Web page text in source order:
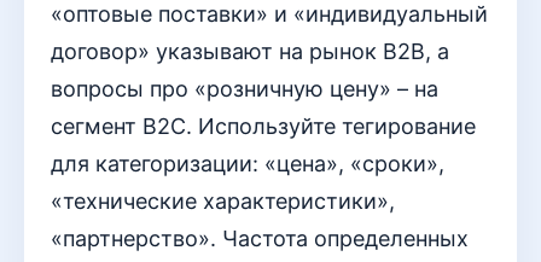
«оптовые поставки» и «индивидуальный
договор» указывают на рынок B2B, а
вопросы про «розничную цену» – на
сегмент B2C. Используйте тегирование
для категоризации: «цена», «сроки»,
«технические характеристики»,
«партнерство». Частота определенных